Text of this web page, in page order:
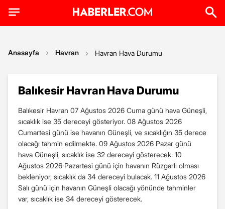
Anasayfa Havran Havran Hava Durumu
Balıkesir Havran Hava Durumu
Balıkesir Havran 07 Ağustos 2026 Cuma günü hava Güneşli,
sıcaklık ise 35 dereceyi gösteriyor. 08 Ağustos 2026
Cumartesi günü ise havanın Güneşli, ve sıcaklığın 35 derece
olacağı tahmin edilmekte. 09 Ağustos 2026 Pazar günü
hava Güneşli, sıcaklık ise 32 dereceyi gösterecek. 10
Ağustos 2026 Pazartesi günü için havanın Rüzgarlı olması
bekleniyor, sıcaklık da 34 dereceyi bulacak. 11 Ağustos 2026
Salı günü için havanın Güneşli olacağı yönünde tahminler
var, sıcaklık ise 34 dereceyi gösterecek.